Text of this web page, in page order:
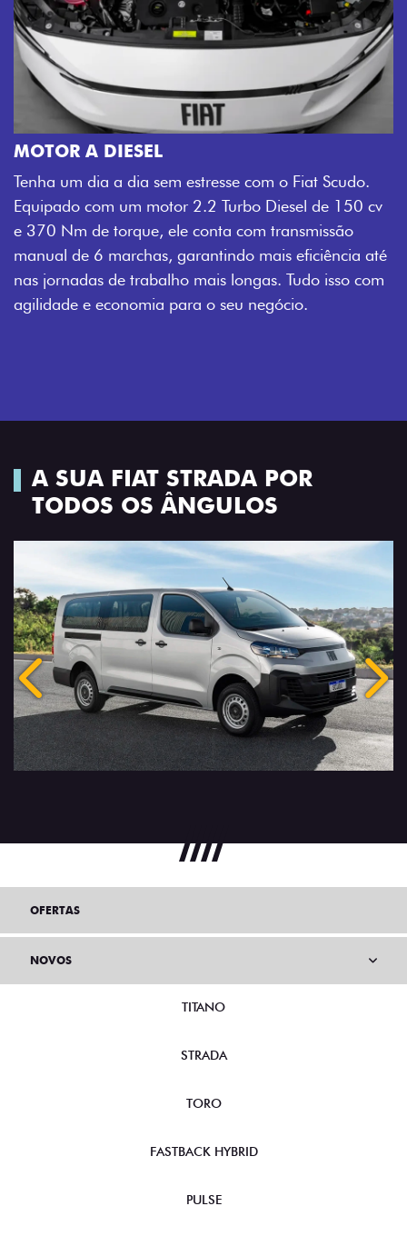
MOTOR A DIESEL
Tenha um dia a dia sem estresse com o Fiat Scudo.
Equipado com um motor 2.2 Turbo Diesel de 150 cv
e 370 Nm de torque, ele conta com transmissão
manual de 6 marchas, garantindo mais eficiência até
nas jornadas de trabalho mais longas. Tudo isso com
agilidade e economia para o seu negócio.
A SUA FIAT STRADA POR
TODOS OS ÂNGULOS
Anterior
OFERTAS
NOVOS
TITANO
STRADA
TORO
FASTBACK HYBRID
PULSE